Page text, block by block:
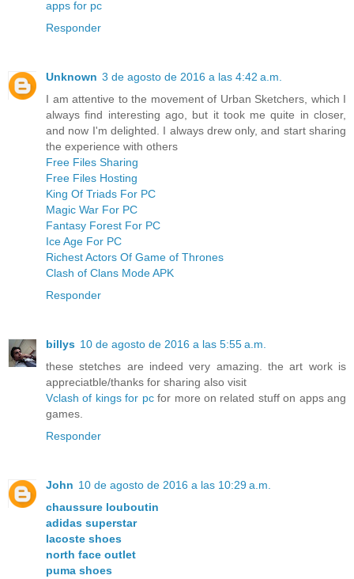
apps for pc
Responder
Unknown 3 de agosto de 2016 a las 4:42 a.m.
I am attentive to the movement of Urban Sketchers, which I
always find interesting ago, but it took me quite in closer,
and now I'm delighted. I always drew only, and start sharing
the experience with others
Free Files Sharing
Free Files Hosting
King Of Triads For PC
Magic War For PC
Fantasy Forest For PC
Ice Age For PC
Richest Actors Of Game of Thrones
Clash of Clans Mode APK
Responder
billys 10 de agosto de 2016 a las 5:55 a.m.
these stetches are indeed very amazing. the art work is
appreciatble/thanks for sharing also visit
Vclash of kings for pcfor more on related stuff on apps ang
games.
Responder
John 10 de agosto de 2016 a las 10:29 a.m.
chaussure louboutin
adidas superstar
lacoste shoes
north face outlet
puma shoes